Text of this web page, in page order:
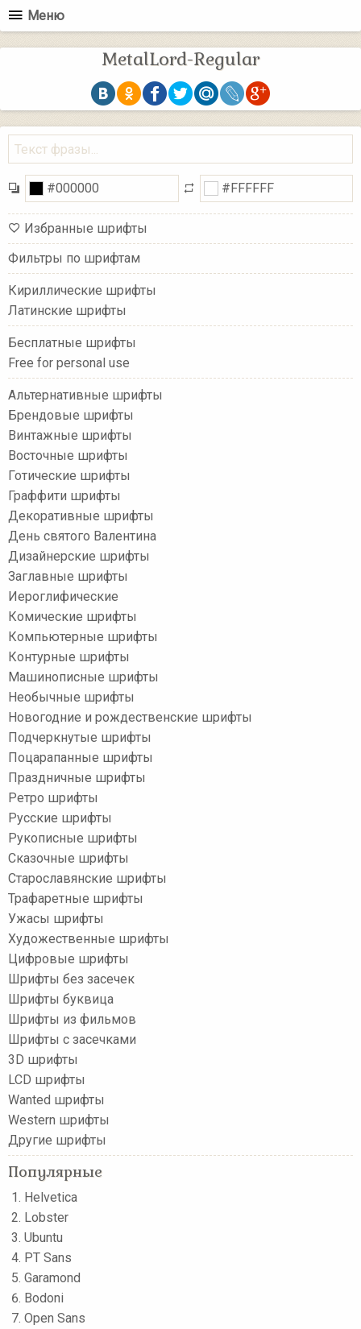
Меню
MetalLord-Regular
Избранные шрифты
Фильтры по шрифтам
Кириллические шрифты
Латинские шрифты
Бесплатные шрифты
Free for personal use
Альтернативные шрифты
Брендовые шрифты
Винтажные шрифты
Восточные шрифты
Готические шрифты
Граффити шрифты
Декоративные шрифты
День святого Валентина
Дизайнерские шрифты
Заглавные шрифты
Иероглифические
Комические шрифты
Компьютерные шрифты
Контурные шрифты
Машинописные шрифты
Необычные шрифты
Новогодние и рождественские шрифты
Подчеркнутые шрифты
Поцарапанные шрифты
Праздничные шрифты
Ретро шрифты
Русские шрифты
Рукописные шрифты
Сказочные шрифты
Старославянские шрифты
Трафаретные шрифты
Ужасы шрифты
Художественные шрифты
Цифровые шрифты
Шрифты без засечек
Шрифты буквица
Шрифты из фильмов
Шрифты с засечками
3D шрифты
LCD шрифты
Wanted шрифты
Western шрифты
Другие шрифты
Популярные
Helvetica
Lobster
Ubuntu
PT Sans
Garamond
Bodoni
Open Sans